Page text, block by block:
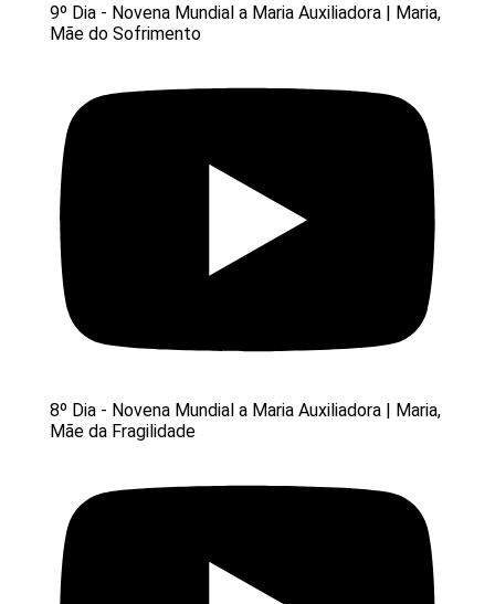
9º Dia - Novena Mundial a Maria Auxiliadora | Maria,
Mãe do Sofrimento
8º Dia - Novena Mundial a Maria Auxiliadora | Maria,
Mãe da Fragilidade